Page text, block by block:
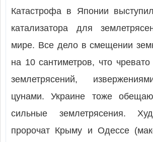
Катастрофа в Японии
катализатора для
мире. Все дело в смещении
на 10 сантиметров, что
землетрясений,
цунами. Украине тоже
сильные землетрясения.
пророчат Крыму и Одессе